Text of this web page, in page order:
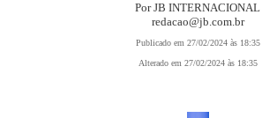
Por JB INTERNACIONAL
redacao@jb.com.br
Publicado em 27/02/2024 às 18:35
Alterado em 27/02/2024 às 18:35